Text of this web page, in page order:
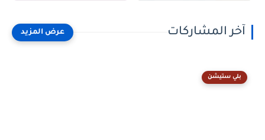
آخر المشاركات
بلي ستيشن